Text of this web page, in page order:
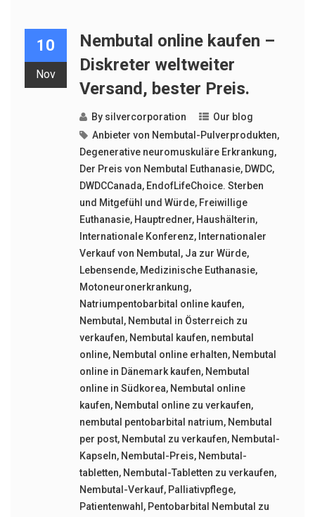
10
Nov
Nembutal online kaufen –
Diskreter weltweiter
Versand, bester Preis.
By silvercorporation
Our blog
Anbieter von Nembutal-Pulverprodukten,
Degenerative neuromuskuläre Erkrankung,
Der Preis von Nembutal Euthanasie, DWDC,
DWDCCanada, EndofLifeChoice. Sterben
und Mitgefühl und Würde, Freiwillige
Euthanasie, Hauptredner, Haushälterin,
Internationale Konferenz, Internationaler
Verkauf von Nembutal , Ja zur Würde,
Lebensende, Medizinische Euthanasie,
Motoneuronerkrankung,
Natriumpentobarbital online kaufen,
Nembutal , Nembutal in Österreich zu
verkaufen, Nembutal kaufen, nembutal
online, Nembutal online erhalten, Nembutal
online in Dänemark kaufen, Nembutal
online in Südkorea, Nembutal online
kaufen, Nembutal online zu verkaufen,
nembutal pentobarbital natrium, Nembutal
per post, Nembutal zu verkaufen, Nembutal-
Kapseln, Nembutal-Preis, Nembutal-
tabletten, Nembutal-Tabletten zu verkaufen,
Nembutal-Verkauf, Palliativpflege,
Patientenwahl , Pentobarbital Nembutal zu